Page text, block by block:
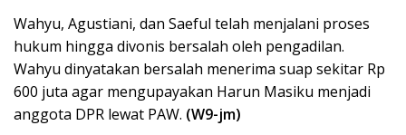
Wahyu, Agustiani, dan Saeful telah menjalani proses
hukum hingga divonis bersalah oleh pengadilan.
Wahyu dinyatakan bersalah menerima suap sekitar Rp
600 juta agar mengupayakan Harun Masiku menjadi
anggota DPR lewat PAW. (W9-jm)